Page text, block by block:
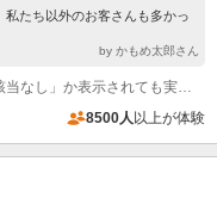
たち以外のお客さんも多かっ
by かもめ太郎さん
(1)当園の所在地をカーナビに入力しても「該当なし」か表示されても実際の所在地とは別の所へ案内されてしまいます。「リカーランド トップ 緑が丘店」さん（相模原市中央区緑が丘１－４３）を入力してお越しいただければ、トップさんの斜向かいのハウスですので、すぐ分かります。
8500人 以上が体験